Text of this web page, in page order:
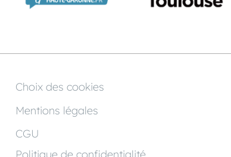
Choix des cookies
Mentions légales
CGU